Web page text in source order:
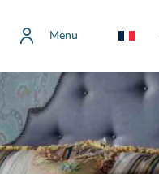
Menu